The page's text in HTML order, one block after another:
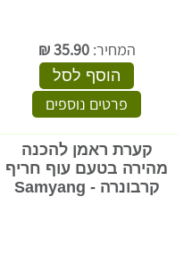
המחיר:35.90
₪
הוסף לסל
פרטים נוספים
קערת ראמן להכנה
מהירה בטעם עוף חריף
קרבונרה - Samyang